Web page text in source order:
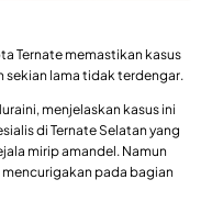
Ternate memastikan kasus
lama tidak terdengar.
menjelaskan kasus ini
di Ternate Selatan yang
mirip amandel. Namun
pada bagian